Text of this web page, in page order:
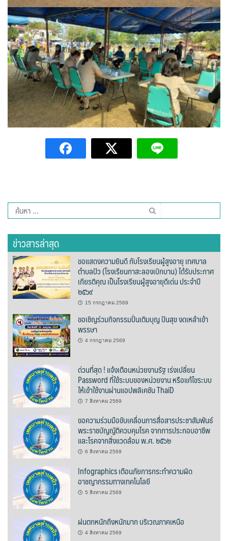
นาเหล่า เก๊าสลี โฮมสเตย์
นาไผ่ปัววิว
บวกบัววิวรีสอร์ท
บ้านกังหัน @ ปัวคอทเทจ
บ้านต้นคูณ
บ้านนาโฮมสเตย์
บ้านปัว ปลายนา
บ้านริมทุ่งรีสอร์ท
บ้านสวนศรีสุขโฮมสเตย์
บ้านฮิมนาปัว
บ้านไม้ปลายนา
ป.ปิ๊กโฮมสเตย์
ปรางค์ทองแมนชั่น
ปวินท์ศิลป์แกลอรี่แอนด์รีสอร์ท
ปัว พาโนราม่า รีสอร์ท
ปัวตรึงใจ๋ รีสอร์ท
ปัวนาน่านแคมป์ปิ้ง
ปัวพัตรา โฮเทล
ปัวพาราไดซ์เพลส
ปัวสบายรีสอร์ท
ปัวเดอวิว บูติค รีสอร์ท
ค้นหา
สำหรับ:
ข่าวสารล่าสุด
ขอแสดงความยินดี กับโรงเรียนผู้สูงอายุ เทศบาล
ตำบลปัว (โรงเรียนกาสะลองเบิกบาน) ได้รับประกาศ
เกียรติคุณ เป็นโรงเรียนผู้สูงอายุดีเด่น ประจำปี
๒๕๖๙
15 กรกฎาคม 2569
ขอเชิญร่วมกิจกรรมปั่นเติมบุญ ปันสุข งดเหล้าเข้า
พรรษา
4 กรกฎาคม 2569
ด่วนที่สุด ! แจ้งเตือนหน่วยงานรัฐ เร่งเปลี่ยน
Password ที่ใช้ระบบของหน่วยงาน หรือแก้ไขระบบ
ให้เข้าใช้งานผ่านแอปพลิเคชัน ThaiD
7 สิงหาคม 2569
ขอความร่วมมือขับเคลื่อนการสื่อสารประชาสัมพันธ์
พระราชบัญญัติควบคุมโรค จากการประกอบอาชีพ
และโรคจากสิ่งแวดล้อม พ.ศ. ๒๕๖๒
6 สิงหาคม 2569
Infographics เตือนภัยการกระทำความผิด
อาชญากรรมทางเทคโนโลยี
5 สิงหาคม 2569
ฝนตกหนักถึงหนักมาก บริเวณภาคเหนือ
4 สิงหาคม 2569